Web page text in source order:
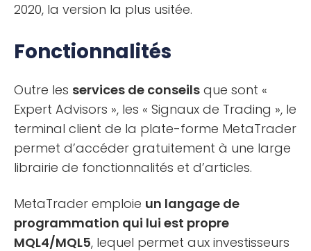
2020, la version la plus usitée.
Fonctionnalités
Outre les services de conseils que sont «
Expert Advisors », les « Signaux de Trading », le
terminal client de la plate-forme MetaTrader
permet d’accéder gratuitement à une large
librairie de fonctionnalités et d’articles.
MetaTrader emploie un langage de
programmation qui lui est propre
MQL4/MQL5, lequel permet aux investisseurs